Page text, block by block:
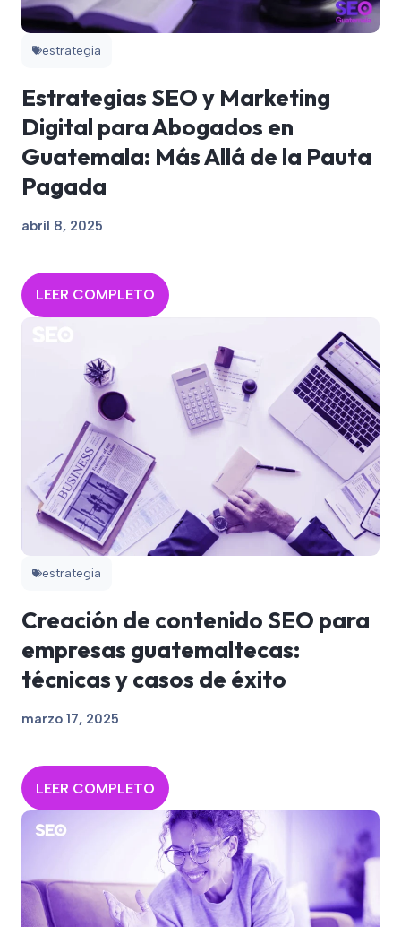
estrategia
Estrategias SEO y Marketing
Digital para Abogados en
Guatemala: Más Allá de la Pauta
Pagada
abril 8, 2025
LEER COMPLETO
estrategia
Creación de contenido SEO para
empresas guatemaltecas:
técnicas y casos de éxito
marzo 17, 2025
LEER COMPLETO